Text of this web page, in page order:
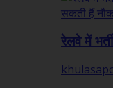
रेलवे में